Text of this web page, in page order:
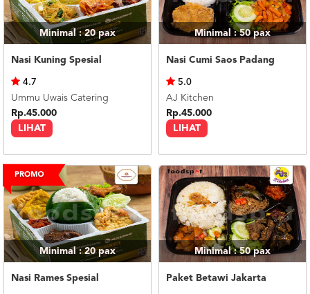
Minimal : 20pax
Nasi Kuning Spesial
LIHAT
4.7
Ummu Uwais Catering
Rp.45.000
Minimal : 50pax
Nasi Cumi Saos Padang
LIHAT
5.0
AJ Kitchen
Rp.45.000
Minimal : 20pax
Nasi Rames Spesial
Minimal : 50pax
Paket Betawi Jakarta